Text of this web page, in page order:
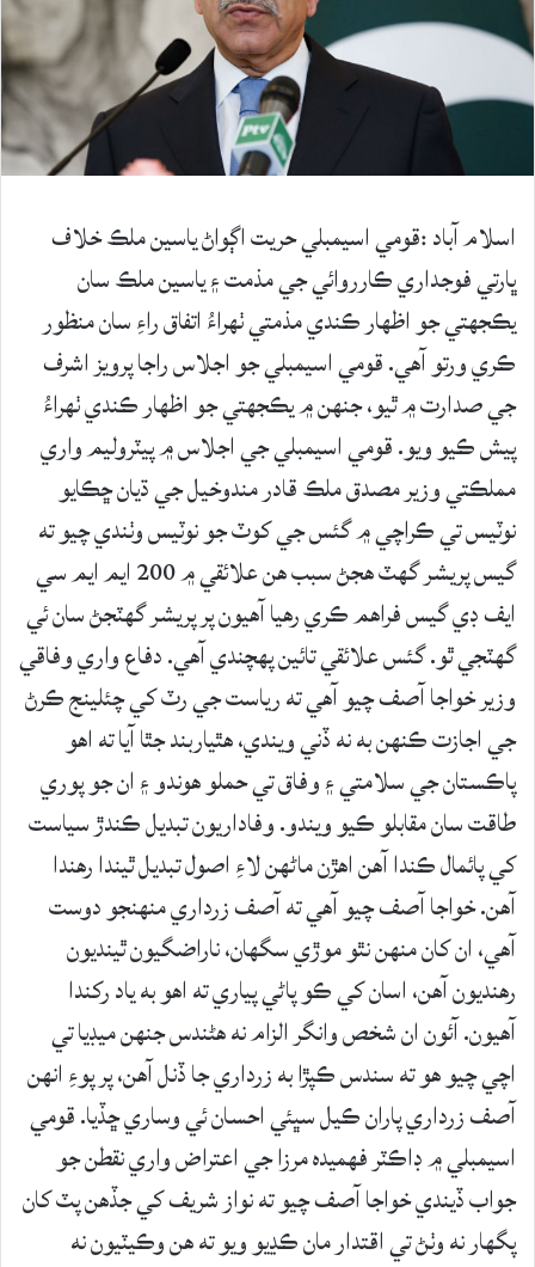
اسلام آباد :قومي اسيمبلي حريت اڳواڻ ياسين ملڪ خلاف
ڀارتي فوجداري ڪارروائي جي مذمت ۽ ياسين ملڪ سان
يڪجهتي جو اظهار ڪندي مذمتي ٺهراءُ اتفاق راءِ سان منظور
ڪري ورتو آهي. قومي اسيمبلي جو اجلاس راجا پرويز اشرف
جي صدارت ۾ ٿيو، جنهن ۾ يڪجهتي جو اظهار ڪندي ٺهراءُ
پيش ڪيو ويو. قومي اسيمبلي جي اجلاس ۾ پيٽروليم واري
مملڪتي وزير مصدق ملڪ قادر مندوخيل جي ڌيان ڇڪايو
نوٽيس تي ڪراچي ۾ گئس جي کوٽ جو نوٽيس وٺندي چيو ته
گيس پريشر گهٽ هجڻ سبب هن علائقي ۾ 200 ايم ايم سي
ايف ڊي گيس فراهم ڪري رهيا آهيون پر پريشر گهٽجڻ سان ئي
گهٽجي ٿو. گئس علائقي تائين پهچندي آهي. دفاع واري وفاقي
وزير خواجا آصف چيو آهي ته رياست جي رٽ کي چئلينج ڪرڻ
جي اجازت ڪنهن به نه ڏني ويندي، هٿياربند جٿا آيا ته اهو
پاڪستان جي سلامتي ۽ وفاق تي حملو هوندو ۽ ان جو پوري
طاقت سان مقابلو ڪيو ويندو. وفاداريون تبديل ڪندڙ سياست
کي پائمال ڪندا آهن اهڙن ماڻهن لاءِ اصول تبديل ٿيندا رهندا
آهن. خواجا آصف چيو آهي ته آصف زرداري منهنجو دوست
آهي، ان کان منهن نٿو موڙي سگهان، ناراضگيون ٿينديون
رهنديون آهن، اسان کي ڪو پاڻي پياري ته اهو به ياد رکندا
آهيون. آئون ان شخص وانگر الزام نه هڻندس جنهن ميڊيا تي
اچي چيو هو ته سندس ڪپڙا به زرداري جا ڏنل آهن، پر پوءِ انهن
آصف زرداري پاران ڪيل سڀئي احسان ئي وساري ڇڏيا. قومي
اسيمبلي ۾ ڊاڪٽر فهميده مرزا جي اعتراض واري نقطن جو
جواب ڏيندي خواجا آصف چيو ته نواز شريف کي جڏهن پٽ کان
پگهار نه وٺڻ تي اقتدار مان ڪڍيو ويو ته هن وڪيٽيون نه